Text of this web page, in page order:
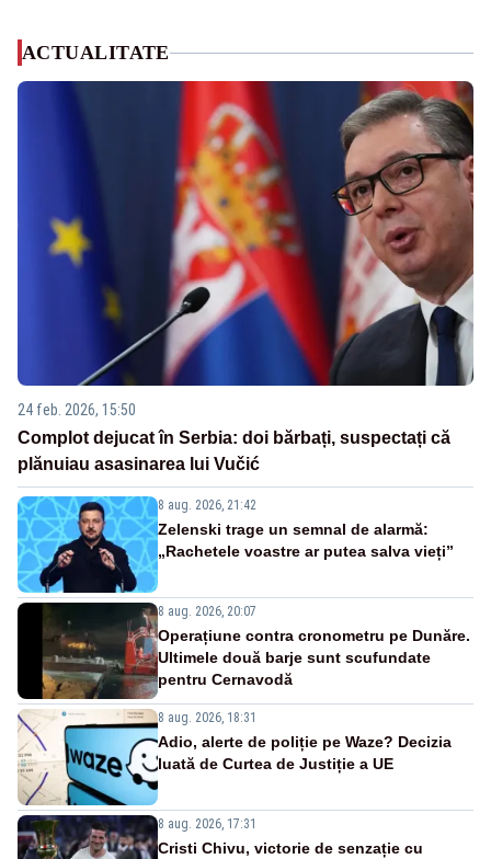
ACTUALITATE
24 feb. 2026, 15:50
Complot dejucat în Serbia: doi bărbați, suspectați că
plănuiau asasinarea lui Vučić
8 aug. 2026, 21:42
Zelenski trage un semnal de alarmă:
„Rachetele voastre ar putea salva vieți”
8 aug. 2026, 20:07
Operațiune contra cronometru pe Dunăre.
Ultimele două barje sunt scufundate
pentru Cernavodă
8 aug. 2026, 18:31
Adio, alerte de poliție pe Waze? Decizia
luată de Curtea de Justiție a UE
8 aug. 2026, 17:31
Cristi Chivu, victorie de senzație cu